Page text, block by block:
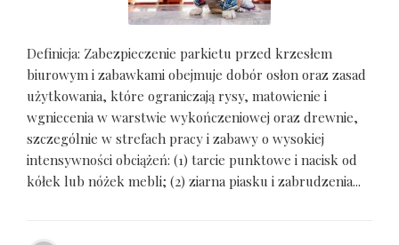
Definicja: Zabezpieczenie parkietu przed krzesłem
biurowym i zabawkami obejmuje dobór osłon oraz zasad
użytkowania, które ograniczają rysy, matowienie i
wgniecenia w warstwie wykończeniowej oraz drewnie,
szczególnie w strefach pracy i zabawy o wysokiej
intensywności obciążeń: (1) tarcie punktowe i nacisk od
kółek lub nóżek mebli; (2) ziarna piasku i zabrudzenia...